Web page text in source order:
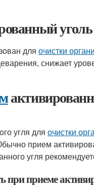
для очистки
снижает
угля для очистки
прием
угля
при приеме